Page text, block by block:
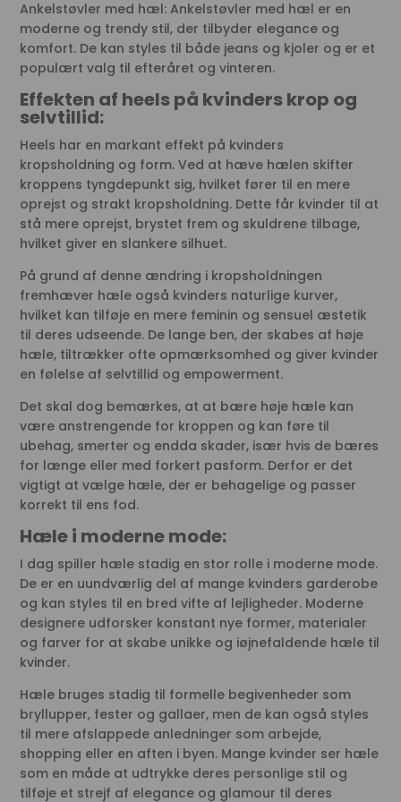
Ankelstøvler med hæl: Ankelstøvler med hæl er en
moderne og trendy stil, der tilbyder elegance og
komfort. De kan styles til både jeans og kjoler og er et
populært valg til efteråret og vinteren.
Effekten af heels på kvinders krop og
selvtillid:
Heels har en markant effekt på kvinders
kropsholdning og form. Ved at hæve hælen skifter
kroppens tyngdepunkt sig, hvilket fører til en mere
oprejst og strakt kropsholdning. Dette får kvinder til at
stå mere oprejst, brystet frem og skuldrene tilbage,
hvilket giver en slankere silhuet.
På grund af denne ændring i kropsholdningen
fremhæver hæle også kvinders naturlige kurver,
hvilket kan tilføje en mere feminin og sensuel æstetik
til deres udseende. De lange ben, der skabes af høje
hæle, tiltrækker ofte opmærksomhed og giver kvinder
en følelse af selvtillid og empowerment.
Det skal dog bemærkes, at at bære høje hæle kan
være anstrengende for kroppen og kan føre til
ubehag, smerter og endda skader, især hvis de bæres
for længe eller med forkert pasform. Derfor er det
vigtigt at vælge hæle, der er behagelige og passer
korrekt til ens fod.
Hæle i moderne mode:
I dag spiller hæle stadig en stor rolle i moderne mode.
De er en uundværlig del af mange kvinders garderobe
og kan styles til en bred vifte af lejligheder. Moderne
designere udforsker konstant nye former, materialer
og farver for at skabe unikke og iøjnefaldende hæle til
kvinder.
Hæle bruges stadig til formelle begivenheder som
bryllupper, fester og gallaer, men de kan også styles
til mere afslappede anledninger som arbejde,
shopping eller en aften i byen. Mange kvinder ser hæle
som en måde at udtrykke deres personlige stil og
tilføje et strejf af elegance og glamour til deres